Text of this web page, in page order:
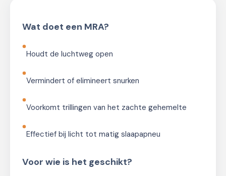
Wat doet een MRA?
Houdt de luchtweg open
Vermindert of elimineert snurken
Voorkomt trillingen van het zachte gehemelte
Effectief bij licht tot matig slaapapneu
Voor wie is het geschikt?